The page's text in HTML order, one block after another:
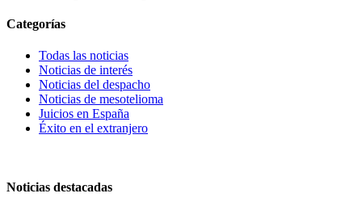
Categorías
Todas las noticias
Noticias de interés
Noticias del despacho
Noticias de mesotelioma
Juicios en España
Éxito en el extranjero
Noticias destacadas